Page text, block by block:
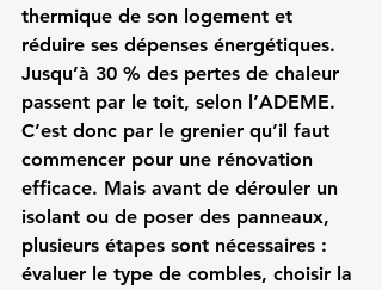
thermique de son logement et
réduire ses dépenses énergétiques.
Jusqu’à 30 % des pertes de chaleur
passent par le toit, selon l’ADEME.
C’est donc par le grenier qu’il faut
commencer pour une rénovation
efficace. Mais avant de dérouler un
isolant ou de poser des panneaux,
plusieurs étapes sont nécessaires :
évaluer le type de combles, choisir la